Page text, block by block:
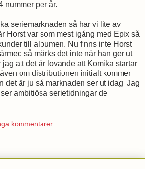
nummer per år.
seriemarknaden så har vi lite av
Horst var som mest igång med Epix så
till albumen. Nu finns inte Horst
så märks det inte när han ger ut
jag att det är lovande att Komika startar
om distributionen initialt kommer
det är ju så marknaden ser ut idag. Jag
ambitiösa serietidningar de
kommentarer: